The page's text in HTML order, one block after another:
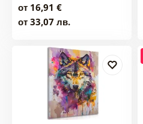
от 16,91 €
от 33,07 лв.